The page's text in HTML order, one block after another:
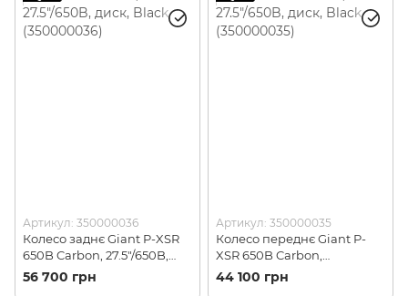
Артикул: 350000036
Колесо заднє Giant P-XSR
650B Carbon, 27.5"/650B,
диск, Black (350000036)
56 700 грн
Артикул: 350000035
Колесо переднє Giant P-
XSR 650B Carbon,
27.5"/650B, диск, Black
(350000035)
44 100 грн